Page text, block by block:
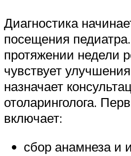
Диагностика
посещения
протяжении недели
чувствует
назначает
отоларинголога.
включает:
сбор анамнеза и